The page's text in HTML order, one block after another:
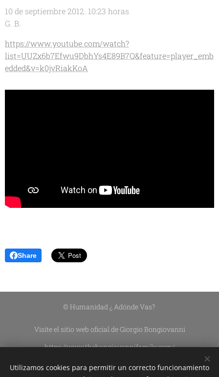
10 de septiembre 2012. 10:23 horas
G. B.
https://www.youtube.com/watch?
list=UUZx6b7Efwu9DbhYs4E89B7Q&feature=player_emb
edded&v=k0jvRiakKoA
Share
© Humanidad ¿ Adónde Vas?
Visite el sitio web oficial de Giorgio Bongiovanni
https://www.thebongiovannifamily.com/
Asociación Civil Sin Fines De Lucro DEL CIELO A LA TIERRA
Utilizamos cookies para permitir un correcto funcionamiento